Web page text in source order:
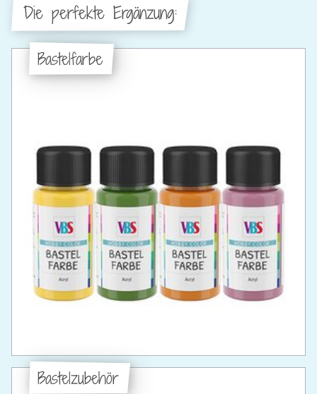
Die perfekte Ergänzung:
Bastelfarbe
Bastelzubehör